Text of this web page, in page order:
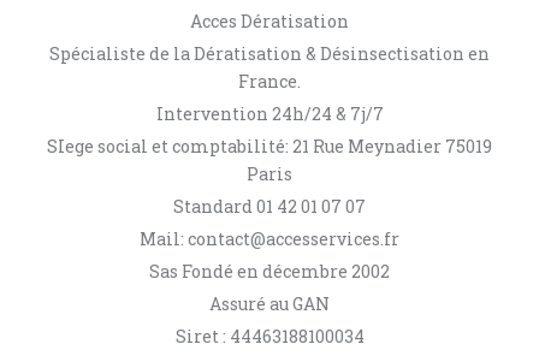
Acces Dératisation
Spécialiste de la Dératisation & Désinsectisation en
France.
Intervention 24h/24 & 7j/7
SIege social et comptabilité: 21 Rue Meynadier 75019
Paris
Standard 01 42 01 07 07
Mail: contact@accesservices.fr
Sas Fondé en décembre 2002
Assuré au GAN
Siret : 44463188100034